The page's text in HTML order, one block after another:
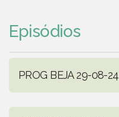
Episódios
PROG BEJA 29-08-24